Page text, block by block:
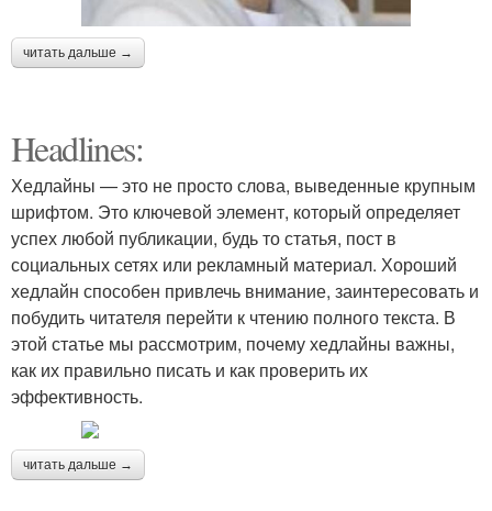
читать дальше →
Headlines:
Хедлайны — это не просто слова, выведенные крупным
шрифтом. Это ключевой элемент, который определяет
успех любой публикации, будь то статья, пост в
социальных сетях или рекламный материал. Хороший
хедлайн способен привлечь внимание, заинтересовать и
побудить читателя перейти к чтению полного текста. В
этой статье мы рассмотрим, почему хедлайны важны,
как их правильно писать и как проверить их
эффективность.
читать дальше →